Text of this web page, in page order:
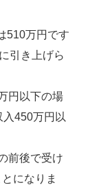
510万円です
引き上げら
円以下の場
450万円以
前後で受け
になりま